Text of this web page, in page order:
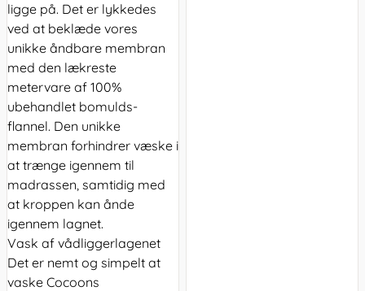
ligge på. Det er lykkedes
ved at beklæde vores
unikke åndbare membran
med den lækreste
metervare af 100%
ubehandlet bomulds-
flannel. Den unikke
membran forhindrer væske i
at trænge igennem til
madrassen, samtidig med
at kroppen kan ånde
igennem lagnet.
Vask af vådliggerlagenet
Det er nemt og simpelt at
vaske Cocoons